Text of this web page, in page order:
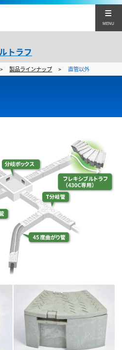
MENU
トラフ
English
ブルトラフに関するお問い合わせ
閉じる
> 製品ラインナップ > 直管以外